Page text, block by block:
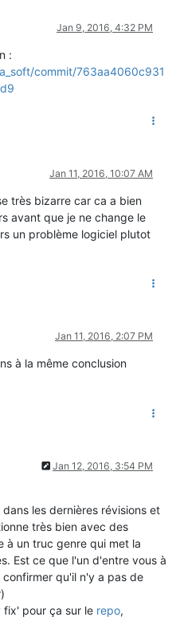
Jan 9, 2016, 4:32 PM
:
commit/763aa4060c931
Jan 11, 2016, 10:07 AM
très bizarre car ca a bien
avant que je ne change le
un problème logiciel plutot
Jan 11, 2016, 2:07 PM
à la même conclusion
Jan 12, 2016, 3:54 PM
les dernières révisions et
très bien avec des
à un truc genre qui met la
Est ce que l'un d'entre vous à
qu'il n'y a pas de
fix' pour ça sur le repo,